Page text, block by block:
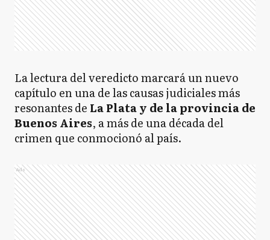
La lectura del veredicto marcará un nuevo
capítulo en una de las causas judiciales más
resonantes de La Plata y de la provincia de
Buenos Aires, a más de una década del
crimen que conmocionó al país.
Ads